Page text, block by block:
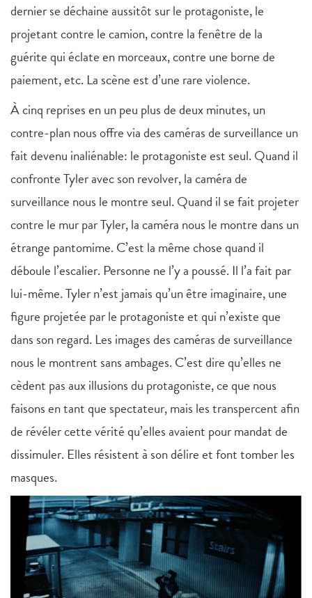
dernier se déchaine aussitôt sur le protagoniste, le
projetant contre le camion, contre la fenêtre de la
guérite qui éclate en morceaux, contre une borne de
paiement, etc. La scène est d’une rare violence.
À cinq reprises en un peu plus de deux minutes, un
contre-plan nous offre via des caméras de surveillance un
fait devenu inaliénable: le protagoniste est seul. Quand il
confronte Tyler avec son revolver, la caméra de
surveillance nous le montre seul. Quand il se fait projeter
contre le mur par Tyler, la caméra nous le montre dans un
étrange pantomime. C’est la même chose quand il
déboule l’escalier. Personne ne l’y a poussé. Il l’a fait par
lui-même. Tyler n’est jamais qu’un être imaginaire, une
figure projetée par le protagoniste et qui n’existe que
dans son regard. Les images des caméras de surveillance
nous le montrent sans ambages. C’est dire qu’elles ne
cèdent pas aux illusions du protagoniste, ce que nous
faisons en tant que spectateur, mais les transpercent afin
de révéler cette vérité qu’elles avaient pour mandat de
dissimuler. Elles résistent à son délire et font tomber les
masques.